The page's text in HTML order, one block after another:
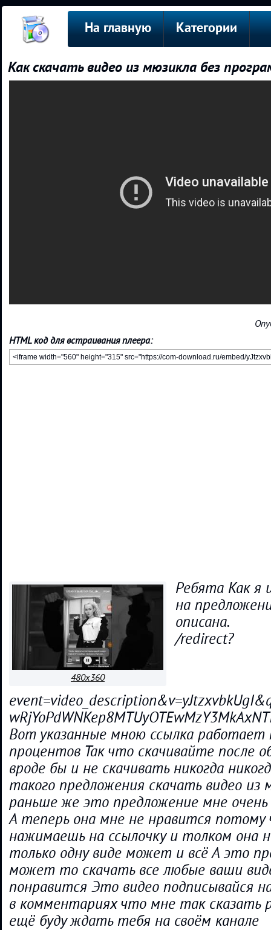
На главную Категории
Как скачать видео из мюзикла без
HTML код для встраивания плеера:
480x360
Ребята Как я
на
описана.
/redirect?
Вот указанные мною ссылка работает
процентов Так что скачивайте после
вроде бы и не скачивать никогда
такого предложения скачать видео из
раньше же это предложение мне очень
А теперь она мне не нравится
нажимаешь на ссылочку и толком она
только одну виде может и всё А это
может то скачать все любые ваши
понравится Это видео подписывайся
в комментариях что мне так сказать
ещё буду ждать тебя на своём канале